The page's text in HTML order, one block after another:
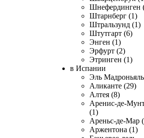
Шнефердинген
Штарнберг (1)
Штральзунд (1)
Штутгарт (6)
Энген (1)
Эрфурт (2)
Этринген (1)
в Испании
Эль
Аликанте (29)
Алтея (8)
Аренис-де-
(1)
Ареньс-де-Мар
Аржентона (1)